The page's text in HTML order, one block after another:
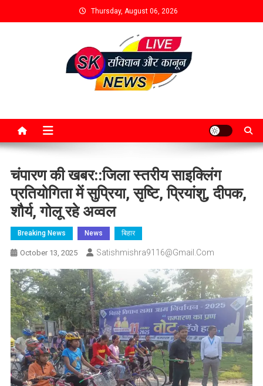
Thursday, August 06, 2026
चंपारण की खबर::जिला स्तरीय साइक्लिंग
प्रतियोगिता में सुप्रिया, सृष्टि, प्रियांशु, दीपक,
शौर्य, गोलू रहे अव्वल
Breaking News News बिहार
October 13, 2025 Satishmishra9116@gmail.com